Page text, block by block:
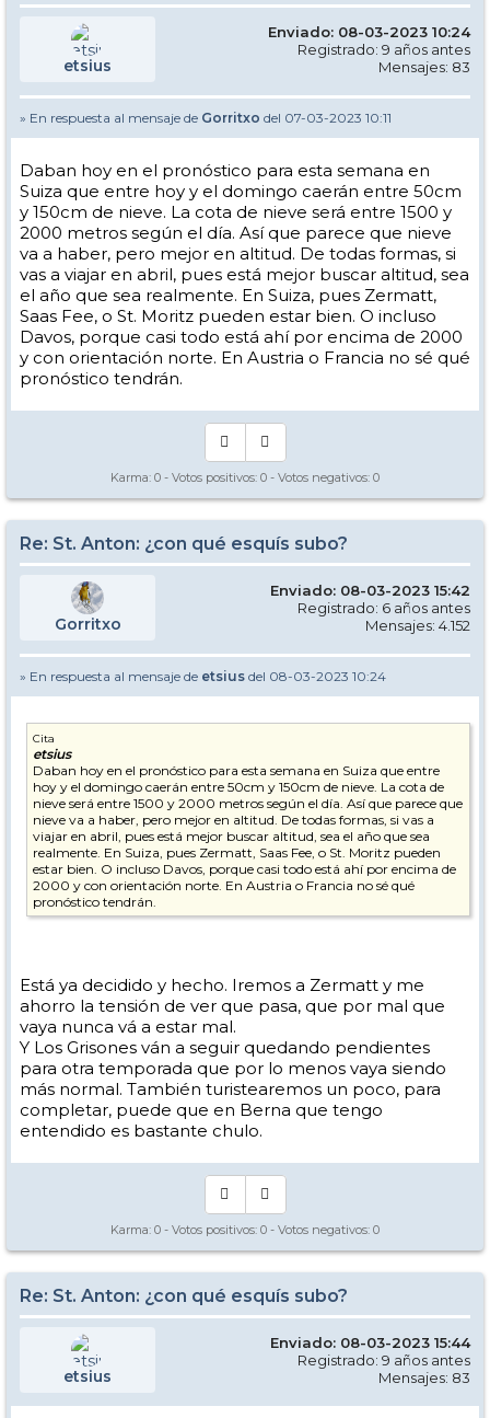
etsius
Enviado: 08-03-2023 10:24
Registrado: 9 años antes
Mensajes: 83
» En respuesta al mensaje de Gorritxo del 07-03-2023 10:11
Daban hoy en el pronóstico para esta semana en
Suiza que entre hoy y el domingo caerán entre 50cm
y 150cm de nieve. La cota de nieve será entre 1500 y
2000 metros según el día. Así que parece que nieve
va a haber, pero mejor en altitud. De todas formas, si
vas a viajar en abril, pues está mejor buscar altitud, sea
el año que sea realmente. En Suiza, pues Zermatt,
Saas Fee, o St. Moritz pueden estar bien. O incluso
Davos, porque casi todo está ahí por encima de 2000
y con orientación norte. En Austria o Francia no sé qué
pronóstico tendrán.
Karma: 0 - Votos positivos: 0 - Votos negativos: 0
Re: St. Anton: ¿con qué esquís subo?
Gorritxo
Enviado: 08-03-2023 15:42
Registrado: 6 años antes
Mensajes: 4.152
» En respuesta al mensaje de etsius del 08-03-2023 10:24
Cita
etsius
Daban hoy en el pronóstico para esta semana en Suiza que entre
hoy y el domingo caerán entre 50cm y 150cm de nieve. La cota de
nieve será entre 1500 y 2000 metros según el día. Así que parece que
nieve va a haber, pero mejor en altitud. De todas formas, si vas a
viajar en abril, pues está mejor buscar altitud, sea el año que sea
realmente. En Suiza, pues Zermatt, Saas Fee, o St. Moritz pueden
estar bien. O incluso Davos, porque casi todo está ahí por encima de
2000 y con orientación norte. En Austria o Francia no sé qué
pronóstico tendrán.
Está ya decidido y hecho. Iremos a Zermatt y me
ahorro la tensión de ver que pasa, que por mal que
vaya nunca vá a estar mal.
Y Los Grisones ván a seguir quedando pendientes
para otra temporada que por lo menos vaya siendo
más normal. También turistearemos un poco, para
completar, puede que en Berna que tengo
entendido es bastante chulo.
Karma: 0 - Votos positivos: 0 - Votos negativos: 0
Re: St. Anton: ¿con qué esquís subo?
etsius
Enviado: 08-03-2023 15:44
Registrado: 9 años antes
Mensajes: 83